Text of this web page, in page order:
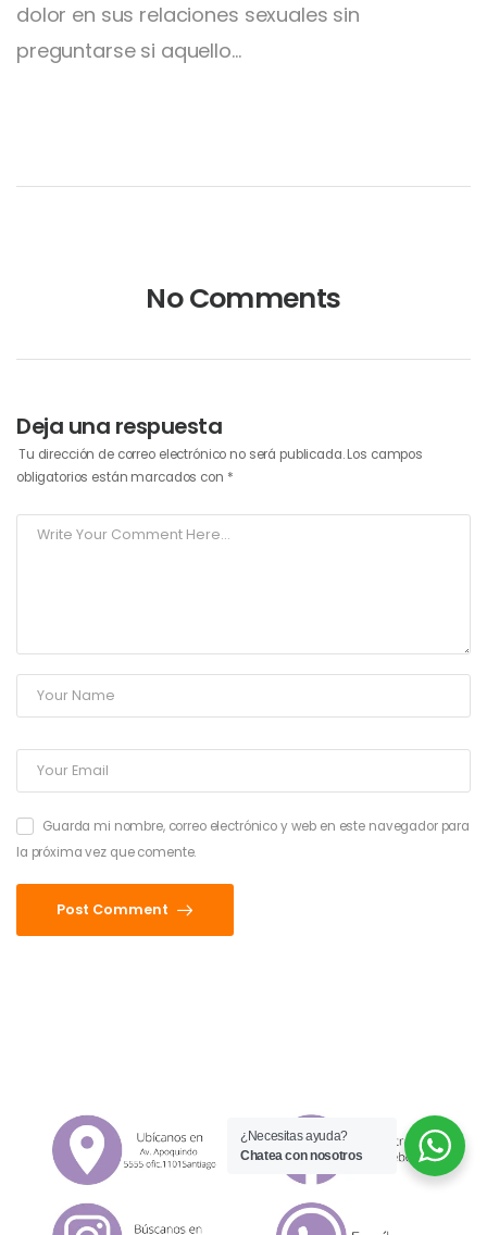
dolor en sus relaciones sexuales sin
preguntarse si aquello…
No Comments
Deja una respuesta
Tu dirección de correo electrónico no será publicada. Los campos
obligatorios están marcados con *
Guarda mi nombre, correo electrónico y web en este navegador para
la próxima vez que comente.
Post Comment
¿Necesitas ayuda?
Chatea con nosotros